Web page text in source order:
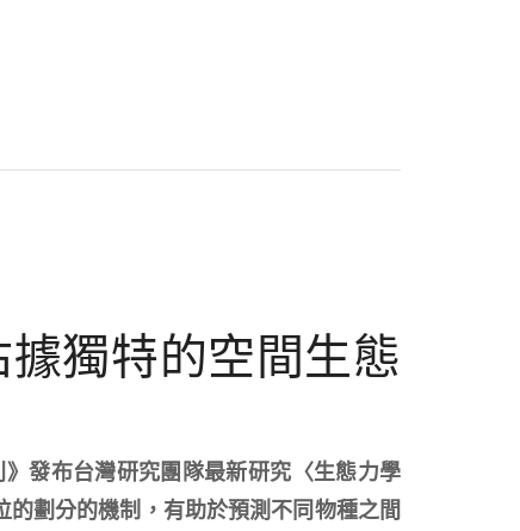
據獨特的空間生態
發布台灣研究團隊最新研究〈生態力學
劃分的機制，有助於預測不同物種之間